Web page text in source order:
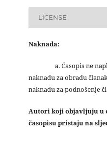
LICENSE
Naknada:
a. Časopis ne
naknadu za obradu
naknadu za podnošenje
Autori koji objavljuju u
časopisu pristaju na